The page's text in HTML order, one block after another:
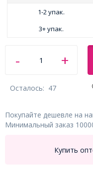
1-2 упак.
3+ упак.
Осталось: 47
Покупайте дешевле на
Минимальный заказ
Купить